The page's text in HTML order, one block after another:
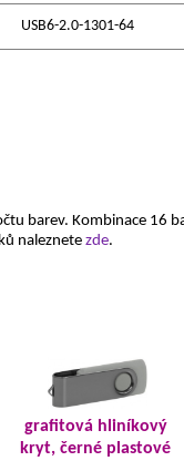
USB6-2.0-1301-64
barev. Kombinace 16
naleznete zde.
grafitová hliníkový
kryt, černé plastové